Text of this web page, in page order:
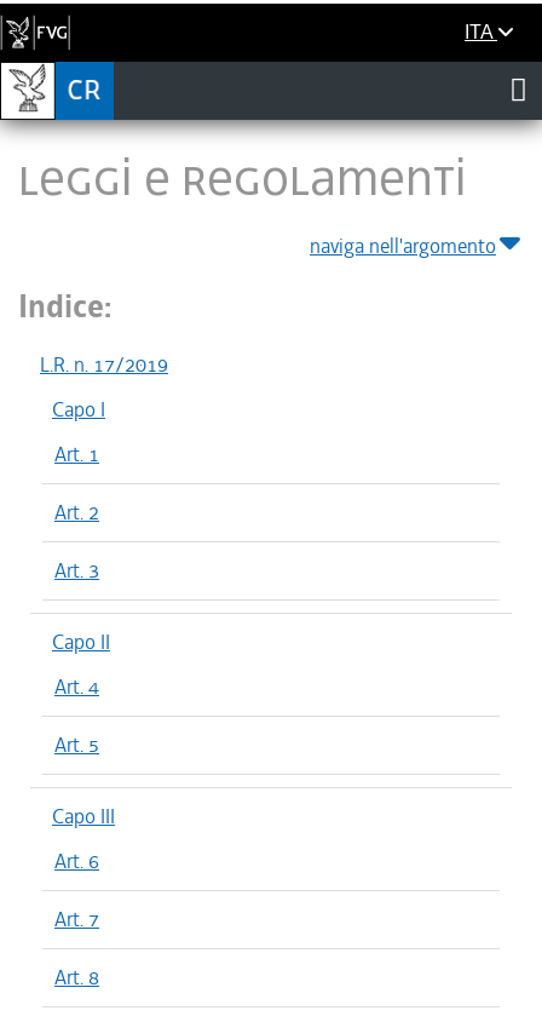
ITA
LEGGI E REGOLAMENTI
naviga nell'argomento
Indice:
L.R. n. 17/2019
Capo I
Art. 1
Art. 2
Art. 3
Capo II
Art. 4
Art. 5
Capo III
Art. 6
Art. 7
Art. 8